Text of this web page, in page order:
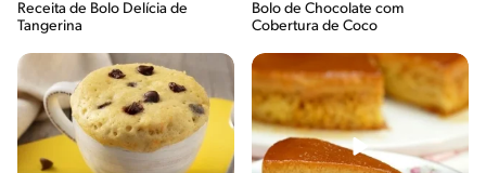
Receita de Bolo Delícia de
Tangerina
Bolo de Chocolate com
Cobertura de Coco